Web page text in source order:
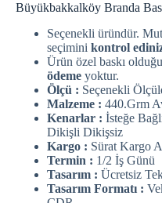
Büyükbakkalköy Branda
Seçenekli üründür.
seçimini kontrol
Ürün özel baskı
ödeme yoktur.
Ölçü : Seçenekli
Malzeme : 440.Grm
Kenarlar : İsteğe
Dikişli Dikişsiz
Kargo : Sürat Kargo
Termin : 1/2 İş Günü
Tasarım : Ücretsiz
Tasarım Formatı :